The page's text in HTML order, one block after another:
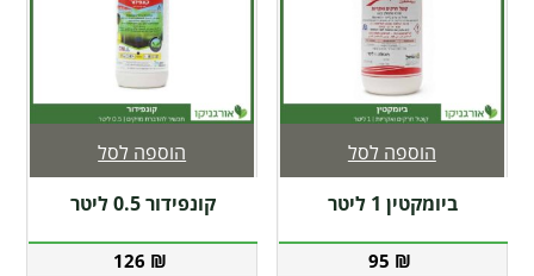
ביומקטין 1 ליטר
95 ₪
הוספה לסל
קונפידור 0.5 ליטר
126 ₪
הוספה לסל